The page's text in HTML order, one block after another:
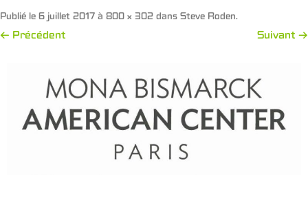
Publié le 6 juillet 2017 à 800 × 302 dans Steve Roden.
← Précédent Suivant →